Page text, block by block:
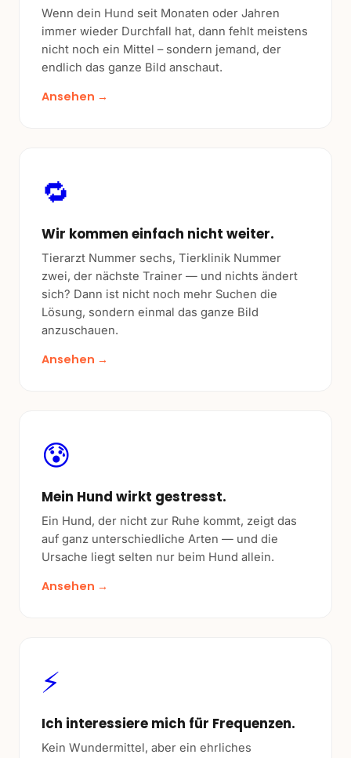
Wenn dein Hund seit Monaten oder Jahren
immer wieder Durchfall hat, dann fehlt meistens
nicht noch ein Mittel – sondern jemand, der
endlich das ganze Bild anschaut.
Ansehen →
🔁
Wir kommen einfach nicht weiter.
Tierarzt Nummer sechs, Tierklinik Nummer
zwei, der nächste Trainer — und nichts ändert
sich? Dann ist nicht noch mehr Suchen die
Lösung, sondern einmal das ganze Bild
anzuschauen.
Ansehen →
😰
Mein Hund wirkt gestresst.
Ein Hund, der nicht zur Ruhe kommt, zeigt das
auf ganz unterschiedliche Arten — und die
Ursache liegt selten nur beim Hund allein.
Ansehen →
⚡
Ich interessiere mich für Frequenzen.
Kein Wundermittel, aber ein ehrliches